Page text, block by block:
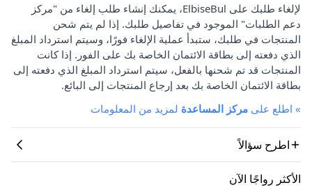
لإلغاء طلبك على ElbiseBul، يمكنك إنشاء طلب إلغاء من "مركز
دعم الطلبات" الموجود في تفاصيل طلبك. إذا لم يتم شحن
المنتجات في طلبك، ستبدأ عملية الإلغاء فورًا، وسيتم استرداد المبلغ
الذي دفعته إلى بطاقة الائتمان الخاصة بك على الفور. إذا كانت
المنتجات قد تم شحنها بالفعل، سيتم استرداد المبلغ الذي دفعته إلى
بطاقة الائتمان الخاصة بك بعد إرجاع المنتجات إلى البائع.
» اطلع على مركز المساعدة لمزيد من المعلومات
اطرح سؤالاً
الأكثر رواجًا الآن